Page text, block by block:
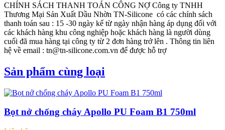
CHÍNH SÁCH THANH TOÁN CÔNG NỢ Công ty TNHH
Thương Mại Sản Xuất Dầu Nhờn TN-Silicone có các chính sách
thanh toán sau : 15 -30 ngày kể từ ngày nhận hàng áp dụng đối với
các khách hàng khu công nghiệp hoặc khách hàng là người dùng
cuối đã mua hàng tại công ty từ 2 đơn hàng trở lên . Thông tin liên
hệ về email : tn@tn-silicone.com.vn để được hỗ trợ
Sản phẩm cùng loại
Bọt nở chống cháy Apollo PU Foam B1 750ml